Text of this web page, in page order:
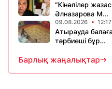
“Кінәлілер
Әлназарова М...
09.08.2026 12:17
Атырауда
тәрбиеші бұр...
Барлық жаңалықтар